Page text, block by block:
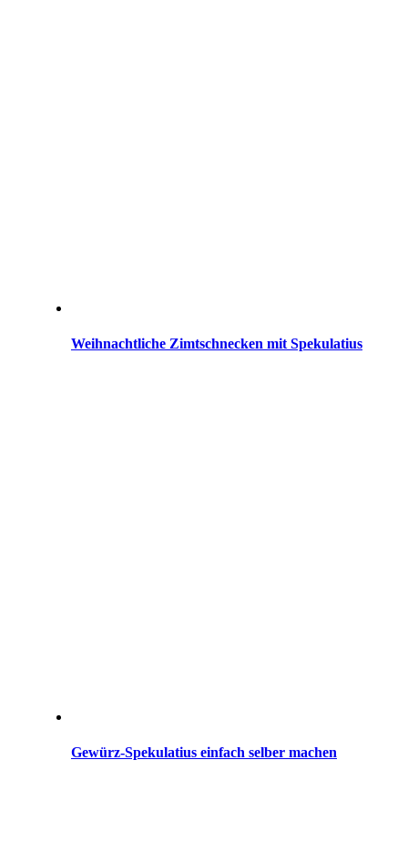
Weihnachtliche Zimtschnecken mit Spekulatius
Gewürz-Spekulatius einfach selber machen